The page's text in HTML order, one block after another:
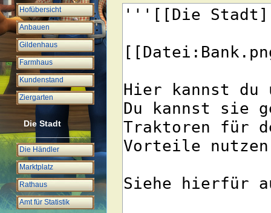
Hofübersicht
Anbauen
Gildenhaus
Farmhaus
Kundenstand
Ziergarten
Die Stadt
Die Händler
Marktplatz
Rathaus
Amt für Statistik